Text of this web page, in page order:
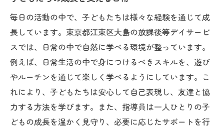
毎日の活動の中で、子どもたちは様々な経験を通じて成
長しています。東京都江東区大島の放課後等デイサービ
スでは、日常の中で自然に学べる環境が整っています。
例えば、日常生活の中で身につけるべきスキルを、遊び
やルーチンを通じて楽しく学べるようにしています。こ
れにより、子どもたちは安心して自己表現し、友達と協
力する方法を学びます。また、指導員は一人ひとりの子
どもの成長を温かく見守り、必要に応じたサポートを行